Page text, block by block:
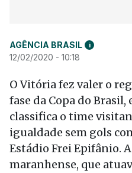
AGÊNCIA BRASIL i
12/02/2020 - 10:18
O Vitória fez valer o
fase da Copa do Brasil,
classifica o time
igualdade sem gols
Estádio Frei Epifânio.
maranhense, que